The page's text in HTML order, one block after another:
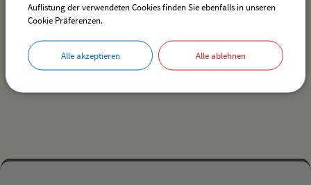
Es wurden keine Veranstaltungen gefunden.
druckennach oben
Auflistung der verwendeten Cookies finden Sie ebenfalls in unseren
Cookie Präferenzen.
Alle akzeptieren Alle ablehnen